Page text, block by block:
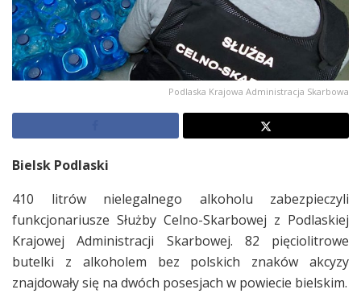
Podlaska Krajowa Administracja Skarbowa
Bielsk Podlaski
410 litrów nielegalnego alkoholu zabezpieczyli
funkcjonariusze Służby Celno-Skarbowej z Podlaskiej
Krajowej Administracji Skarbowej. 82 pięciolitrowe
butelki z alkoholem bez polskich znaków akcyzy
znajdowały się na dwóch posesjach w powiecie bielskim.